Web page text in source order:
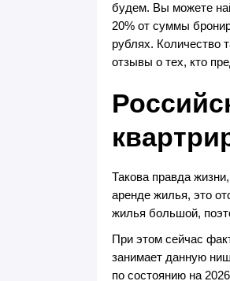
будем. Вы можете
20% от суммы
рублях. Количество
отзывы о тех, кто
Такова правда
аренде жилья, это
жилья большой,
При этом сейчас
занимает данную
по состоянию на